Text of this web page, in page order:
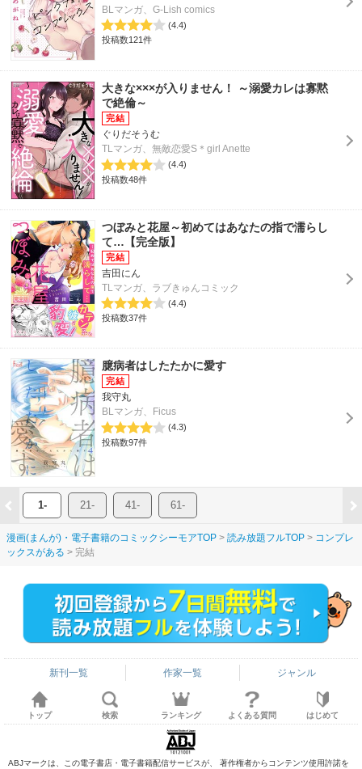
BLマンガ、G-Lish comics
(4.4)
投稿数121件
大きな×××が入りません！ ～溺愛カレは寡黙
で絶倫～
ぐりだそうむ
TLマンガ、無敵恋愛S＊girl Anette
(4.4)
投稿数48件
つぼみと花屋～初めてはあなたの指で濡らし
て…【完全版】
吉田にん
TLマンガ、ラブきゅんコミック
(4.4)
投稿数37件
臆病者はしたたかに愛す
我守丸
BLマンガ、Ficus
(4.3)
投稿数97件
1- 21- 41- 61-
漫画(まんが)・電子書籍のコミックシーモアTOP 読み放題フルTOP
コンプレ
ックスがある
完結
新刊一覧 作家一覧 ジャンル
トップ 検索 ランキング よくある質問 はじめて
ABJマークは、この電子書店・電子書籍配信サービスが、 著作権者からコンテンツ使用許諾を